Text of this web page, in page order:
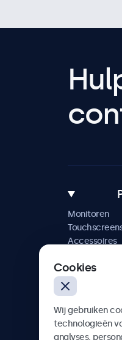
Monitoren
Accessoires
Cookies
Wij gebruiken
technologieën
analyses,